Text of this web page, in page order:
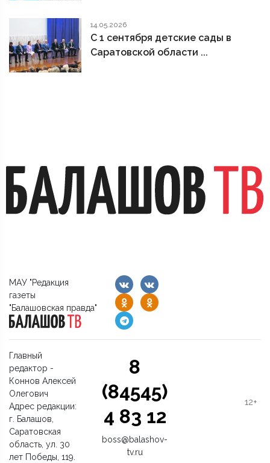
14.05.2026
С 1 сентября детские сады в
Саратовской области ...
МАУ "Редакция
газеты
"Балашовская правда"
Главный
редактор -
Коннов Алексей
Олегович
Адрес редакции:
г. Балашов,
Саратовская
область, ул. 30
лет Победы, 119.
8
(84545)
4 83 12
boss@balashov-
tv.ru
12+